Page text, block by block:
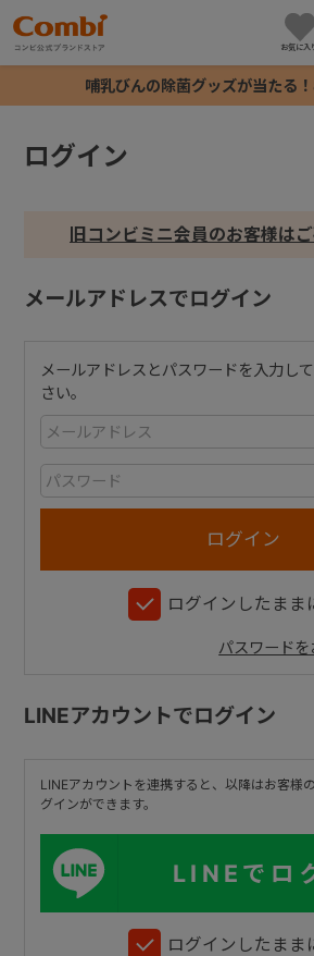
お気に入
哺乳びんの除菌グッズが当たる
ログイン
旧コンビミニ会員のお客様は
メールアドレスでログイン
メールアドレスとパスワードを入力し
さい。
ログインしたまま
パスワード
LINEアカウントでログイン
LINEアカウントを連携すると、以降はお客様
グインができます。
LINEでロ
ログインしたまま